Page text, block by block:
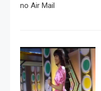
no Air Mail